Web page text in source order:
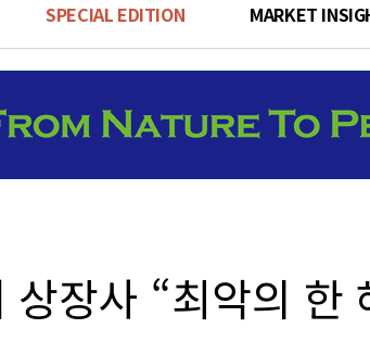
SPECIAL EDITION MARKET
장사 “최악의 한